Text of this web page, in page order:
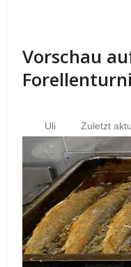
Vorschau
Uli Zuletzt